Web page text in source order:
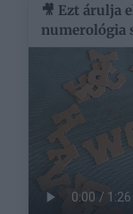
🎥 Ezt árulja
numerológia